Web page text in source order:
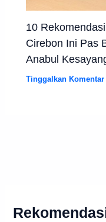
10
Cirebon Ini Pas
Anabul
Tinggalkan Komentar